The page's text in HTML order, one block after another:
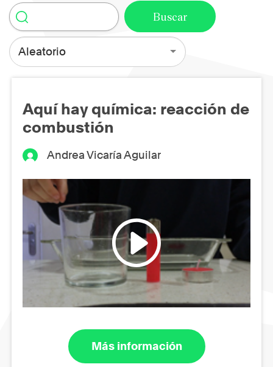
Aleatorio
Aquí hay química: reacción de
combustión
Andrea Vicaría Aguilar
Más información